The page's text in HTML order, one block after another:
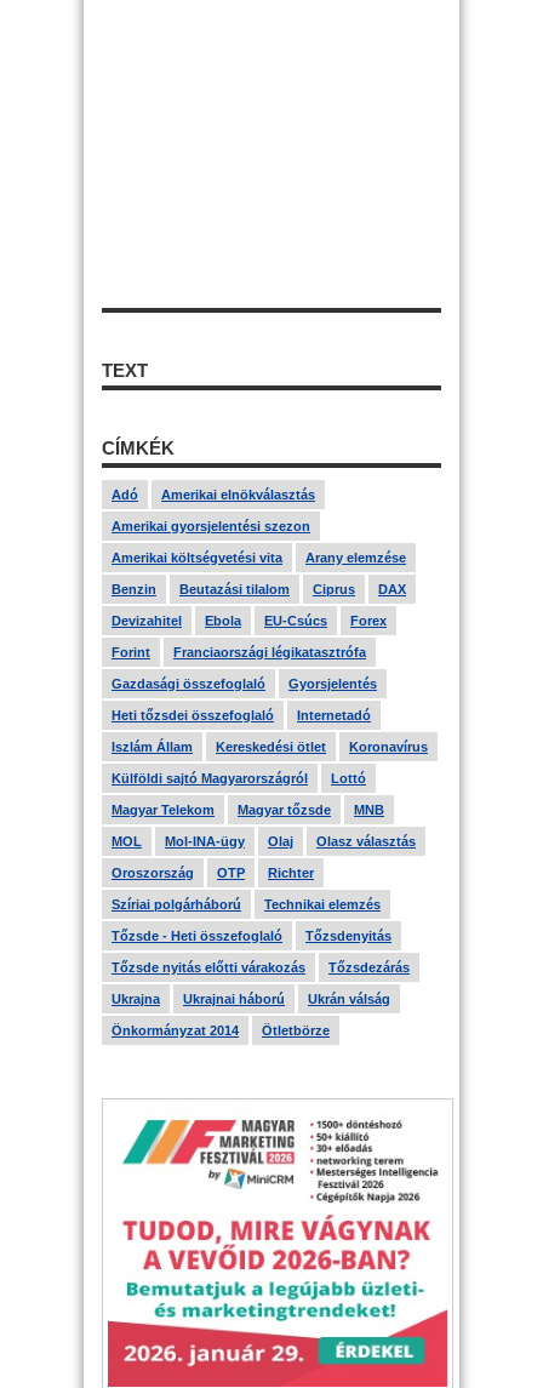
TEXT
CÍMKÉK
Adó Amerikai elnökválasztás
Amerikai gyorsjelentési szezon
Amerikai költségvetési vita Arany elemzése
Benzin Beutazási tilalom Ciprus DAX
Devizahitel Ebola EU-Csúcs Forex
Forint Franciaországi légikatasztrófa
Gazdasági összefoglaló Gyorsjelentés
Heti tőzsdei összefoglaló Internetadó
Iszlám Állam Kereskedési ötlet Koronavírus
Külföldi sajtó Magyarországról Lottó
Magyar Telekom Magyar tőzsde MNB
MOL Mol-INA-ügy Olaj Olasz választás
Oroszország OTP Richter
Szíriai polgárháború Technikai elemzés
Tőzsde - Heti összefoglaló Tőzsdenyitás
Tőzsde nyitás előtti várakozás Tőzsdezárás
Ukrajna Ukrajnai háború Ukrán válság
Önkormányzat 2014 Ötletbörze